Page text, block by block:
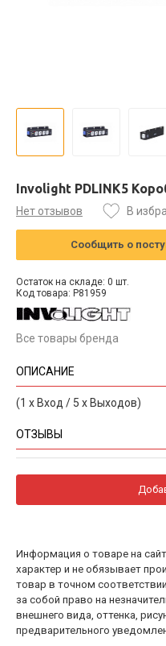
Involight PDLINK5
Нет отзывов В
Сообщить о
Остаток на складе: 0 шт.
Код товара: P81959
Все товары бренда
ОПИСАНИЕ
(1 x Вход / 5 х Выходов)
ОТЗЫВЫ
Информация о товаре на
характер и не обязывает
товар в точном
за собой право на
внешнего вида, оттенка,
предварительного